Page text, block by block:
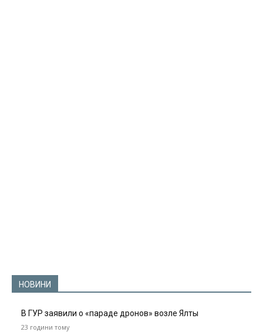
НОВИНИ
В ГУР заявили о «параде дронов» возле Ялты
23 години тому